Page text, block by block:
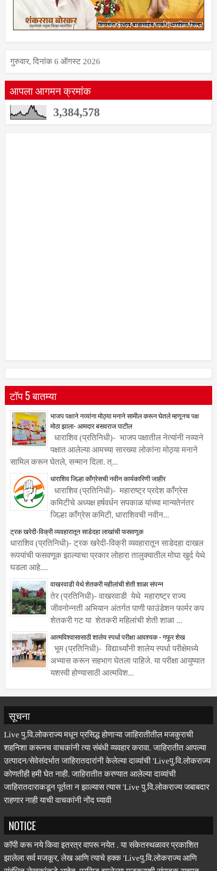
गुरुवार, दिनांक 6 ऑगस्ट 2026
आपला आगमन क्रमांक
3,384,578
टॉप 5 बातम्या
भाजप पक्षाने नव्यांना मोठ्या मनाने सामील करून घेतले म्हणूनच पक्ष
मोठा झाला- आमदार बसवराज पाटील
धाराशिव (प्रतिनिधी)- भाजप पक्षातील नेत्यांनी नव्याने
पक्षात आलेल्या आमच्या सारख्या लोकांना मोठ्या मनाने
सामिल करून घेतले, सन्मान दिला. त्...
धाराशिव जिल्हा काँग्रेसची नवीन कार्यकारिणी जाहीर
धाराशिव (प्रतिनिधी)- महाराष्ट्र प्रदेश काँग्रेस
कमिटीचे अध्यक्ष हर्षवर्धन सपकाळ यांच्या मान्यतेनंतर
जिल्हा काँग्रेस कमिटी, धाराशिवची नवीन...
ट्रक खरेदी-विक्री व्यवहारातून साडेदहा लाखांची फसवणूक
धाराशिव (प्रतिनिधी)- ट्रक खरेदी-विक्री व्यवहारातून साडेदहा दाखल
रूपयांची फसवणूक झाल्याचा प्रकार लोहारा तालुक्यातील मोघा खुर्द येथे
घडला आहे....
वाखरवाडी येथे शेतकरी महीलांची शेती शाळा संपन्न
तेर (प्रतिनिधी)- वाखरवाडी येथे महाराष्ट्र राज्य
जीवनोन्नती अभियान अंतर्गत पाणी फाउंडेशन फार्मर कप
शेतकरी गट या शेतकरी महिलांची शेती शाळा ...
आत्मविश्वासासाठी शालेय स्पर्धा परीक्षा आवश्यक - गफूर शेख
भूम (प्रतिनिधी)- विद्यार्थ्यांनी शालेय स्पर्धा परीक्षेमध्ये
अभ्यास करून सहभाग घेतला पाहिजे. या परीक्षा आयुष्यात
यशस्वी होण्यासाठी आत्मविश...
सूचना
Live पु.वि.लोकराज्य मधून प्रसिद्ध होणाऱ्या जाहिरातीतील मजकुराची
शहनिशा करूनच वाचकांनी त्या संबंधी व्यवहार करावा. जाहिरातीत आपल्या
उत्पादन/सेवेसंदर्भात जाहिरातदारांनी केलेल्या दाव्यांची 'Liveपु.वि.लोकराज्य
कोणतीही हमी घेत नाही. जाहिरातीत करण्यात आलेल्या दाव्यांची
जाहिरातदाराकडून पूर्तता न झाल्यास त्यास 'Live पु.वि.लोकराज्य जबाबदार
राहणार नाही याची वाचकांनी नोंद घ्यावी
NOTICE
कॉपी करू नये किवा इतरत्र वापरू नयेत . या संकेतस्थळावर प्रकाशित
झालेला सर्व मजकूर, लेख आणि त्याचे हक्क 'Liveपु.वि.लोकराज्य आणि